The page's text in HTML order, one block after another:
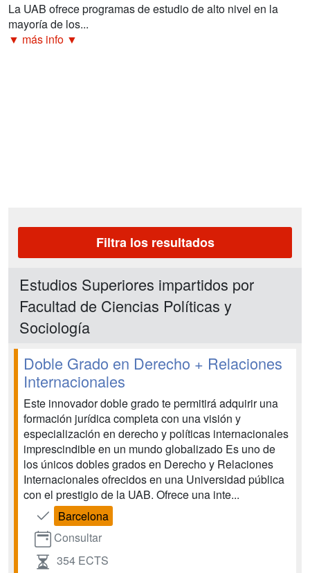
La UAB ofrece programas de estudio de alto nivel en la
mayoría de los...
▼ más info ▼
Filtra los resultados
Estudios Superiores impartidos por
Facultad de Ciencias Políticas y
Sociología
Doble Grado en Derecho + Relaciones
Internacionales
Este innovador doble grado te permitirá adquirir una
formación jurídica completa con una visión y
especialización en derecho y políticas internacionales
imprescindible en un mundo globalizado Es uno de
los únicos dobles grados en Derecho y Relaciones
Internacionales ofrecidos en una Universidad pública
con el prestigio de la UAB. Ofrece una inte...
Barcelona
Consultar
354 ECTS